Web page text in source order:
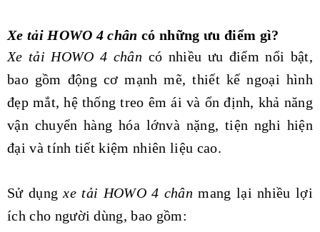
Xe tải HOWO 4 chân có những ưu điểm gì?
Xe tải HOWO 4 chân có nhiều ưu điểm nổi bật,
bao gồm động cơ mạnh mẽ, thiết kế ngoại hình
đẹp mắt, hệ thống treo êm ái và ổn định, khả năng
vận chuyển hàng hóa lớnvà nặng, tiện nghi hiện
đại và tính tiết kiệm nhiên liệu cao.
Sử dụngxe tải HOWO 4 chân mang lại nhiều lợi
ích cho người dùng, bao gồm: